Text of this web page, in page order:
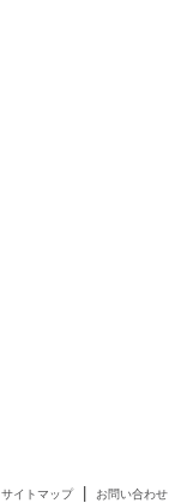
サイトマップ| お問い合わせ